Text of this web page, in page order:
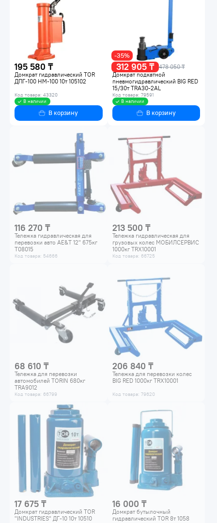
195 580 ₸
Домкрат гидравлический TOR
ДПГ-100 HM-100 10т 105102
Код товара: 43320
В наличии
В корзину
312 905 ₸ 478 050 ₸
-35%
Домкрат подкатной
пневмогидравлический BIG RED
15/30т TRA30-2AL
Код товара: 79591
В наличии
В корзину
116 270 ₸
Тележка гидравлическая для
перевозки авто AE&T 12" 675кг
T08015
Код товара: 54666
213 500 ₸
Тележка гидравлическая для
грузовых колес МОБИЛСЕРВИС
1000кг TRX10001
Код товара: 66725
68 610 ₸
Тележка для перевозки
автомобилей TORIN 680кг
TRA9012
Код товара: 66799
206 840 ₸
Тележка для перевозки колес
BIG RED 1000кг TRX10001
Код товара: 79620
17 675 ₸
Домкрат гидравлический TOR
"INDUSTRIES" ДГ-10 10т 10510
16 000 ₸
Домкрат бутылочный
гидравлический TOR 8т 1058